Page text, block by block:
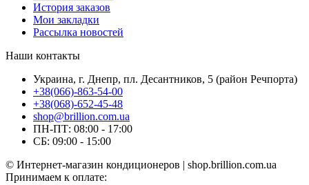
История заказов
Мои закладки
Рассылка новостей
Наши контакты
Украина, г. Днепр, пл. Десантников, 5 (район Речпорта)
+38(066)-863-54-00
+38(068)-652-45-48
shop@brillion.com.ua
ПН-ПТ: 08:00 - 17:00
СБ: 09:00 - 15:00
© Интернет-магазин кондиционеров | shop.brillion.com.ua
Принимаем к оплате: